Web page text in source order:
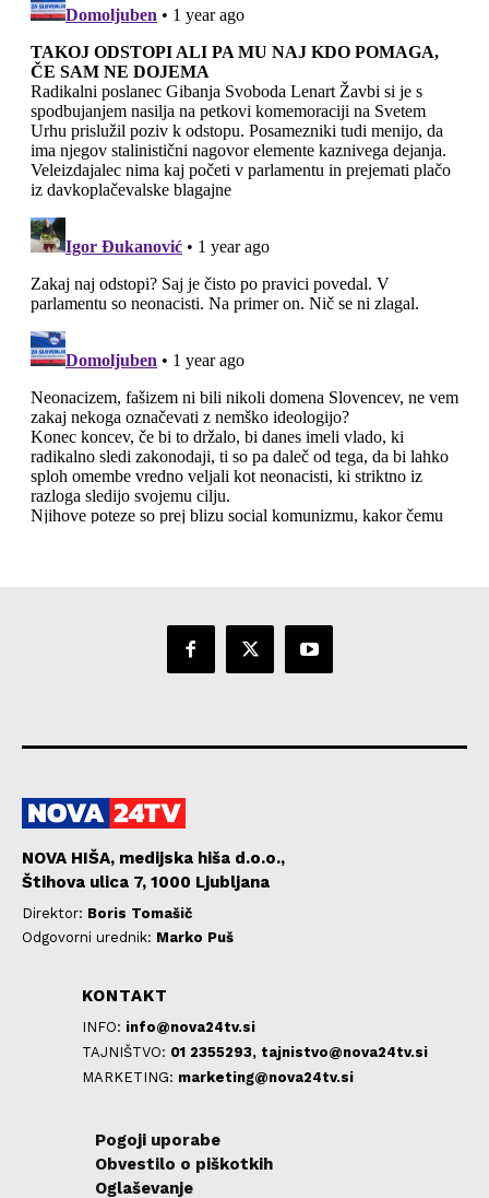
NOVA HIŠA, medijska hiša d.o.o.,
Štihova ulica 7, 1000 Ljubljana
Direktor: Boris Tomašič
Odgovorni urednik: Marko Puš
KONTAKT
INFO: info@nova24tv.si
TAJNIŠTVO: 01 2355293, tajnistvo@nova24tv.si
MARKETING: marketing@nova24tv.si
Pogoji uporabe
Obvestilo o piškotkih
Oglaševanje